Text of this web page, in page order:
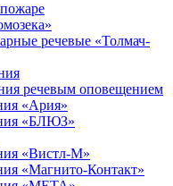
речевые «Толмач-
речевым оповещением
«Ария»
«БЛЮЗ»
«Вистл-М»
«Магнито-Контакт»